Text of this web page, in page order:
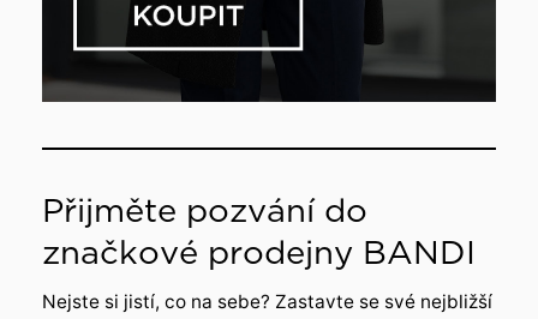
Přijměte pozvání do
značkové prodejny BANDI
Nejste si jistí, co na sebe? Zastavte se své nejbližší